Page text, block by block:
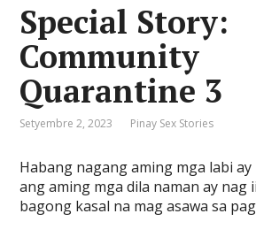
Special Story:
Community
Quarantine 3
Setyembre 2, 2023 Pinay Sex Stories
Habang nagang aming mga labi
ang aming mga dila naman ay nag
bagong kasal na mag asawa sa